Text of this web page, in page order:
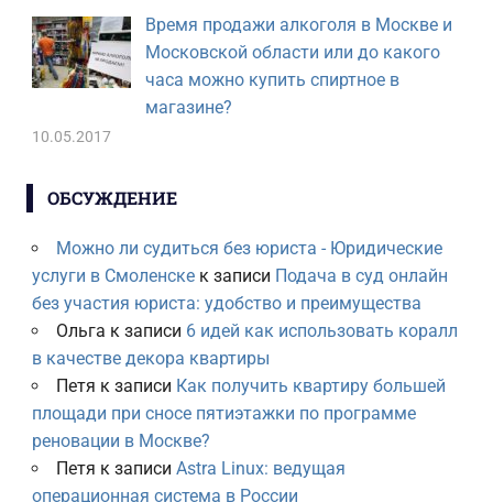
Время продажи алкоголя в Москве и
Московской области или до какого
часа можно купить спиртное в
магазине?
10.05.2017
ОБСУЖДЕНИЕ
Можно ли судиться без юриста - Юридические
услуги в Смоленскек записи Подача в суд онлайн
без участия юриста: удобство и преимущества
Ольга к записи 6 идей как использовать коралл
в качестве декора квартиры
Петя к записи Как получить квартиру большей
площади при сносе пятиэтажки по программе
реновации в Москве?
Петя к записи Astra Linux: ведущая
операционная система в России